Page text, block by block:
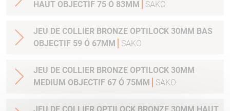
HAUT OBJECTIF 75 Ó 83MM
SAKO
JEU DE COLLIER BRONZE OPTILOCK 30MM BAS
OBJECTIF 59 Ó 67MM
SAKO
JEU DE COLLIER BRONZE OPTILOCK 30MM
MEDIUM OBJECTIF 67 Ó 75MM
SAKO